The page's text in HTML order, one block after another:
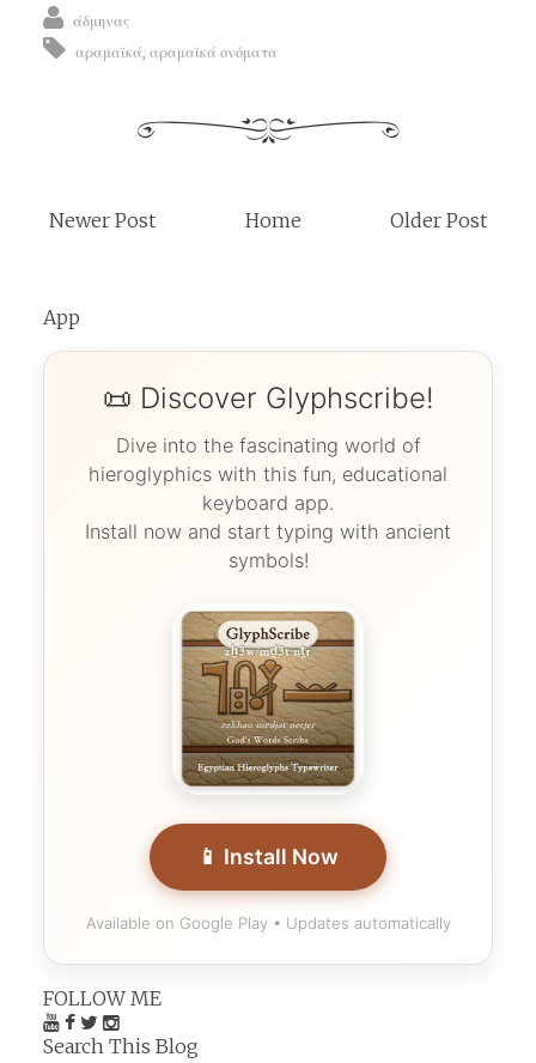
άδμηνας
αραμαϊκά αραμαϊκά ονόματα
Newer Post Older Post
Home
App
📜 Discover Glyphscribe!
Dive into the fascinating world of
hieroglyphics with this fun, educational
keyboard app.
Install now and start typing with ancient
symbols!
📱 Install Now
Available on Google Play • Updates automatically
FOLLOW ME
Search This Blog